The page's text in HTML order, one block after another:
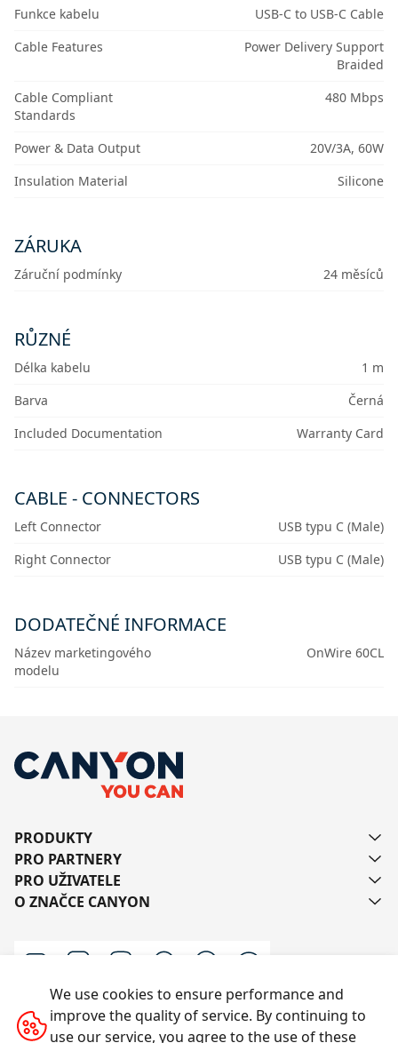
Funkce kabelu
USB-C to USB-C Cable
Cable Features
Power Delivery Support
Braided
Cable Compliant
Standards
480 Mbps
Power & Data Output
20V/3A, 60W
Insulation Material
Silicone
ZÁRUKA
Záruční podmínky 24 měsíců
RŮZNÉ
Délka kabelu
1 m
Barva
Černá
Included Documentation
Warranty Card
CABLE - CONNECTORS
Left Connector
USB typu C (Male)
Right Connector
USB typu C (Male)
DODATEČNÉ INFORMACE
Název marketingového
modelu
OnWire 60CL
PRODUKTY
PRO PARTNERY
PRO UŽIVATELE
O ZNAČCE CANYON
Kontaktujte nás
We use cookies to ensure performance and
improve the quality of service. By continuing to
use our service, you agree to the use of these